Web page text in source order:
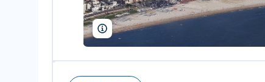
Charlélie Coutinho/Survol de la France